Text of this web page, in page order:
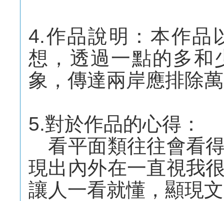
4.作品說明：本作品
想，透過一點的多和
象，傳達兩岸應排除
5.對於作品的心得：
看平面類往往會看
現出內外在一直視我
讓人一看就懂，顯現